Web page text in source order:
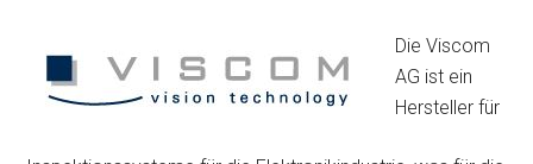
Die Viscom
AG ist ein
Hersteller für